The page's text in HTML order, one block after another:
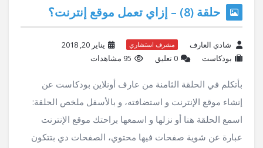
حلقة (8) – إزاي تعمل موقع إنترنت؟
شادي العارف مشرف استشاري
يناير 20, 2018
بودكاست
‫0 تعليق 95 مشاهدات
بأتكلم في الحلقة الثامنة من عارف أونلاين بودكاست عن
إنشاء موقع الإنترنت و استضافته، و بالأسفل ملخص الحلقة:
اسمع الحلقة هنا أو نزلها و اسمعها براحتك موقع الإنترنت
عبارة عن شوية صفحات فيها محتوي، الصفحات دي بتتكون